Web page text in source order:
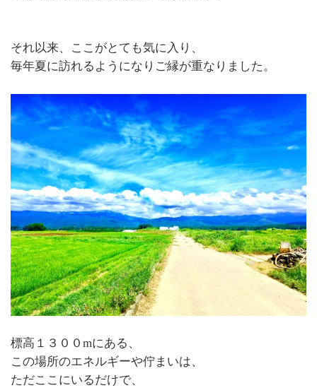
それ以来、ここがとても気に入り、
毎年夏に訪れるようになりご縁が重なりました。
標高１３００mにある、
この場所のエネルギーや佇まいは、
ただここにいるだけで、